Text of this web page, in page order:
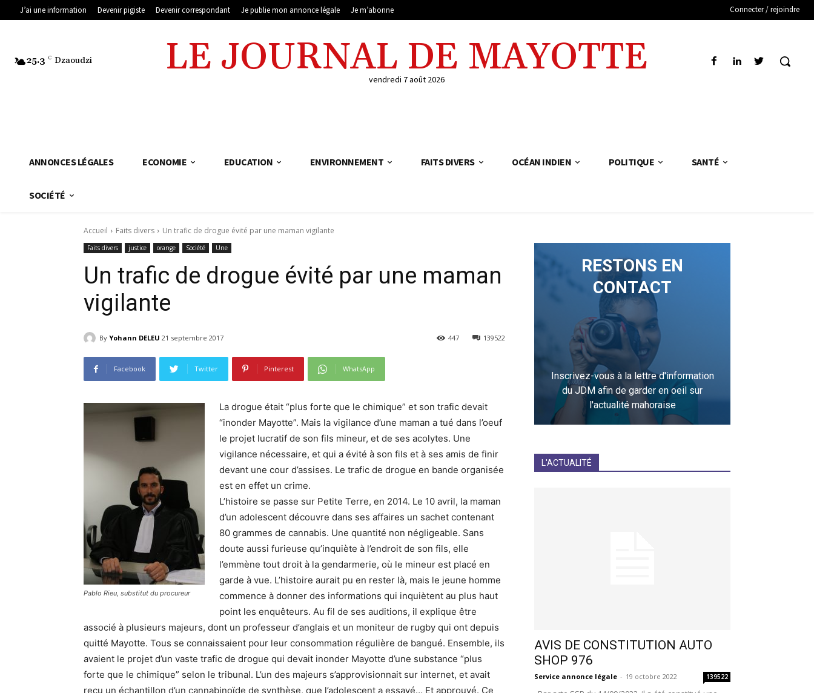
J’ai une information Devenir pigiste Devenir correspondant Je publie mon annonce légale Je m’abonne Connecter / rejoindre
25.3 C Dzaoudzi LE JOURNAL DE MAYOTTE
vendredi 7 août 2026
ANNONCES LÉGALES ECONOMIE EDUCATION ENVIRONNEMENT FAITS DIVERS OCÉAN INDIEN POLITIQUE SANTÉ
SOCIÉTÉ
Accueil Faits divers Un trafic de drogue évité par une maman vigilante
Faits divers justice orange Société Une
Un trafic de drogue évité par une maman
vigilante
By Yohann DELEU 21 septembre 2017 139522
447
Facebook Twitter Pinterest WhatsApp
Pablo Rieu, substitut du procureur
La drogue était “plus forte que le chimique” et son trafic devait
“inonder Mayotte”. Mais la vigilance d’une maman a tué dans l’oeuf
le projet lucratif de son fils mineur, et de ses acolytes. Une
vigilance nécessaire, et qui a évité à son fils et à ses amis de finir
devant une cour d’assises. Le trafic de drogue en bande organisée
est en effet un crime.
L’histoire se passe sur Petite Terre, en 2014. Le 10 avril, la maman
d’un adolescent découvre dans ses affaires un sachet contenant
80 grammes de cannabis. Une quantité non négligeable. Sans
doute aussi furieuse qu’inquiète à l’endroit de son fils, elle
l’emmène tout droit à la gendarmerie, où le mineur est placé en
garde à vue. L’histoire aurait pu en rester là, mais le jeune homme
commence à donner des informations qui inquiètent au plus haut
point les enquêteurs. Au fil de ses auditions, il explique être
associé à plusieurs majeurs, dont un professeur d’anglais et un moniteur de rugby qui ont depuis
quitté Mayotte. Tous se connaissaient pour leur consommation régulière de bangué. Ensemble, ils
avaient le projet d’un vaste trafic de drogue qui devait inonder Mayotte d’une substance “plus
forte que le chimique” selon le tribunal. L’un des majeurs s’approvisionnait sur internet, et avait
reçu un échantillon d’un cannabinoïde de synthèse, que l’adolescent a essayé… Et approuvé. Ce
RESTONS EN
CONTACT
Inscrivez-vous à la lettre d'information
du JDM afin de garder en oeil sur
l'actualité mahoraise
L'ACTUALITÉ
AVIS DE CONSTITUTION AUTO
SHOP 976
Service annonce légale - 19 octobre 2022 139522